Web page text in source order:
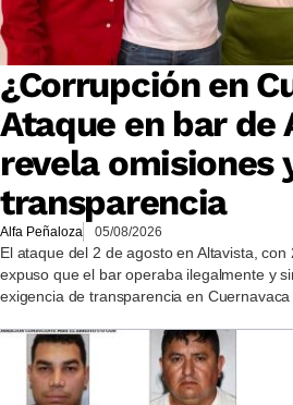
¿Corrupción en
Ataque en bar de
revela omisiones
transparencia
Alfa Peñaloza 05/08/2026
El ataque del 2 de agosto en Altavista, con
expuso que el bar operaba ilegalmente y
exigencia de transparencia en Cuernavaca